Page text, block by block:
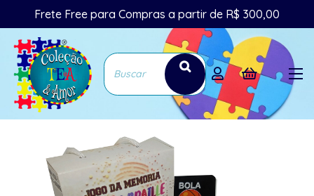
Frete Free para Compras a partir de R$ 300,00